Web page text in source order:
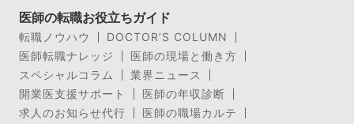
医師の転職お役立ちガイド
転職ノウハウ
DOCTOR’S COLUMN
医師転職ナレッジ
医師の現場と働き方
スペシャルコラム
業界ニュース
開業医支援サポート
医師の年収診断
求人のお知らせ代行
医師の職場カルテ